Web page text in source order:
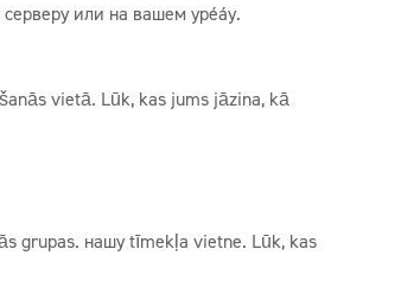
или на вашем уређају.
vietā. Lūk, kas jums jāzina, kā
grupas. нашу tīmekļa vietne. Lūk, kas